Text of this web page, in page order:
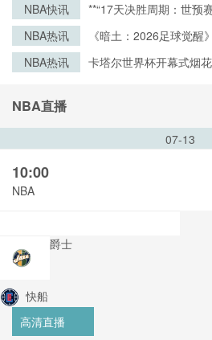
NBA快讯
**“17天决胜周期：世预
NBA热讯
《暗土：2026足球觉醒》
NBA热讯
卡塔尔世界杯开幕式烟
NBA直播
07-13
10:00
NBA
爵士
快船
高清直播